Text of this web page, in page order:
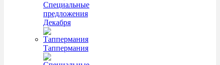
Специальные
предложения
Декабря
Таппермания